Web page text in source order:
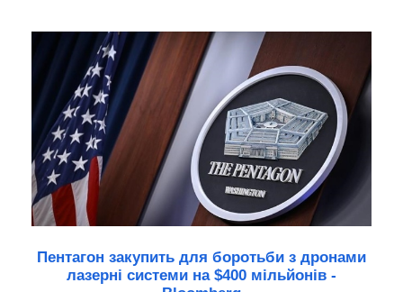
Пентагон закупить для боротьби з дронами
лазерні системи на $400 мільйонів -